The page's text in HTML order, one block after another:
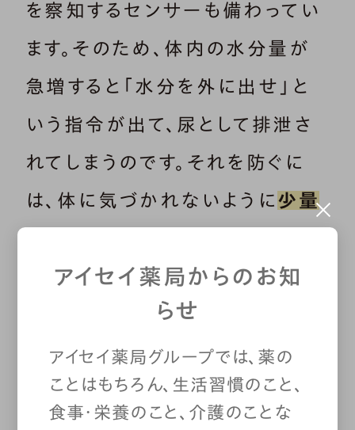
を察知するセンサーも備わってい
ます。そのため、体内の水分量が
急増すると「水分を外に出せ」と
いう指令が出て、尿として排泄さ
れてしまうのです。それを防ぐに
は、体に気づかれないように 少量
取し、体にしっかりと吸収 させま
アイセイ薬局からのお知
らせ
アイセイ薬局グループでは、薬の
ことはもちろん、生活習慣のこと、
食事・栄養のこと、介護のことな